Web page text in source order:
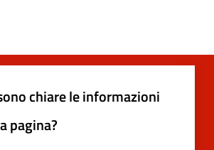
chiare le informazioni
pagina?